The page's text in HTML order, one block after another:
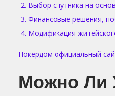
Выбор спутника на
Финансовые решения,
Модификация
Покердом официальный
Можно Ли